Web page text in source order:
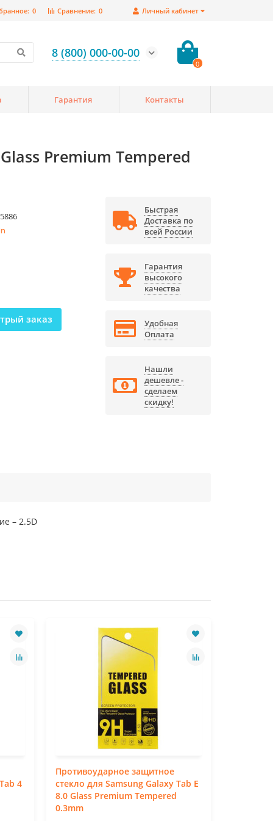
Личный кабинет
Сравнение: 0
0
8 (800) 000-00-00
0
Гарантия Контакты
Premium Tempered
заказ
Быстрая
Доставка по
всей России
Гарантия
высокого
качества
Удобная
Оплата
Нашли
дешевле -
сделаем
скидку!
– 2.5D
4
Противоударное защитное
стекло для Samsung Galaxy Tab E
8.0 Glass Premium Tempered
0.3mm